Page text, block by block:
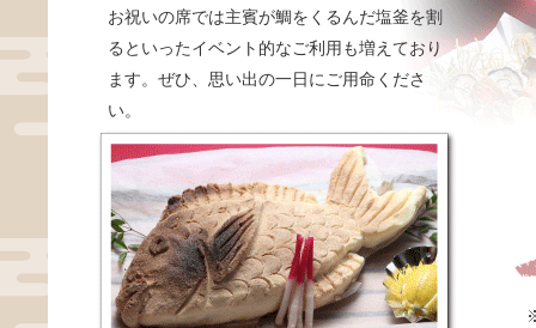
お祝いの席では主賓が鯛をくるんだ塩釜を割
るといったイベント的なご利用も増えており
ます。ぜひ、思い出の一日にご用命くださ
い。